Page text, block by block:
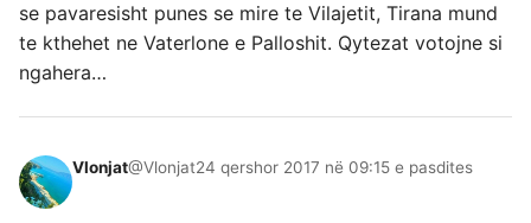
se pavaresisht punes se mire te Vilajetit, Tirana mund
te kthehet ne Vaterlone e Palloshit. Qytezat votojne si
ngahera…
Vlonjat@Vlonjat24 qershor 2017 në 09:15 e pasdites